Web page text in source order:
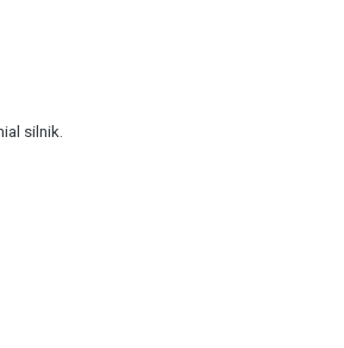
silnik.